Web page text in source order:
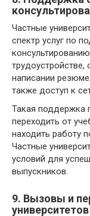
Частные
спектр услуг по
написании
также доступ к
Такая поддержка
переходить от
находить работу
Частные
условий для
выпускников.
9. Вызовы и
университетов